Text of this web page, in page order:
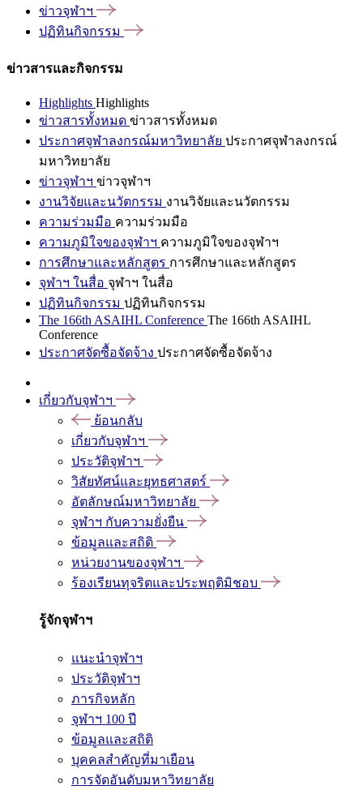
ข่าวจุฬาฯ
ปฏิทินกิจกรรม
ข่าวสารและกิจกรรม
Highlights Highlights
ข่าวสารทั้งหมด ข่าวสารทั้งหมด
ประกาศจุฬาลงกรณ์มหาวิทยาลัย ประกาศจุฬาลงกรณ์
มหาวิทยาลัย
ข่าวจุฬาฯ ข่าวจุฬาฯ
งานวิจัยและนวัตกรรม งานวิจัยและนวัตกรรม
ความร่วมมือ ความร่วมมือ
ความภูมิใจของจุฬาฯ ความภูมิใจของจุฬาฯ
การศึกษาและหลักสูตร การศึกษาและหลักสูตร
จุฬาฯ ในสื่อ จุฬาฯ ในสื่อ
ปฏิทินกิจกรรม ปฏิทินกิจกรรม
The 166th ASAIHL Conference The 166th ASAIHL
Conference
ประกาศจัดซื้อจัดจ้าง ประกาศจัดซื้อจัดจ้าง
เกี่ยวกับจุฬาฯ
ย้อนกลับ
เกี่ยวกับจุฬาฯ
ประวัติจุฬาฯ
วิสัยทัศน์และยุทธศาสตร์
อัตลักษณ์มหาวิทยาลัย
จุฬาฯ กับความยั่งยืน
ข้อมูลและสถิติ
หน่วยงานของจุฬาฯ
ร้องเรียนทุจริตและประพฤติมิชอบ
รู้จักจุฬาฯ
แนะนำจุฬาฯ
ประวัติจุฬาฯ
ภารกิจหลัก
จุฬาฯ 100 ปี
ข้อมูลและสถิติ
บุคคลสำคัญที่มาเยือน
การจัดอันดับมหาวิทยาลัย